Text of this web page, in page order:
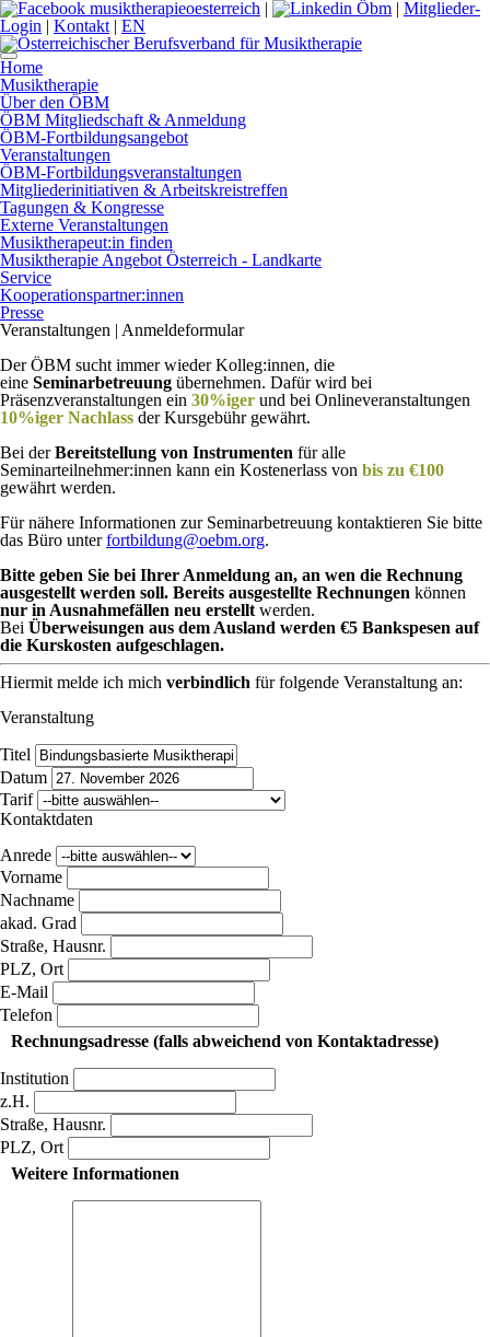
| | Mitglieder-
Login | Kontakt | EN
Home
Musiktherapie
Über den ÖBM
ÖBM Mitgliedschaft & Anmeldung
ÖBM-Fortbildungsangebot
Veranstaltungen
ÖBM-Fortbildungsveranstaltungen
Mitgliederinitiativen & Arbeitskreistreffen
Tagungen & Kongresse
Externe Veranstaltungen
Musiktherapeut:in finden
Musiktherapie Angebot Österreich - Landkarte
Service
Kooperationspartner:innen
Presse
Veranstaltungen | Anmeldeformular
Der ÖBM sucht immer wieder Kolleg:innen, die
eine Seminarbetreuung übernehmen. Dafür wird bei
Präsenzveranstaltungen ein 30%iger und bei Onlineveranstaltungen
10%iger Nachlass der Kursgebühr gewährt.
Bei derBereitstellung von Instrumenten für alle
Seminarteilnehmer:innen kann ein Kostenerlass von bis zu €100
gewährt werden.
Für nähere Informationen zur Seminarbetreuung kontaktieren Sie bitte
das Büro unterfortbildung@oebm.org.
Bitte geben Sie bei Ihrer Anmeldung an, an wen die Rechnung
ausgestellt werden soll. Bereits ausgestellte Rechnungen können
nur in Ausnahmefällen neu erstellt werden.
Bei Überweisungen aus dem Ausland werden €5 Bankspesen auf
die Kurskosten aufgeschlagen.
Hiermit melde ich mich verbindlich für folgende Veranstaltung an:
Veranstaltung
Titel
Datum
Tarif
Kontaktdaten
Anrede
Vorname
Nachname
akad. Grad
Straße, Hausnr.
PLZ, Ort
E-Mail
Telefon
Rechnungsadresse (falls abweichend von Kontaktadresse)
Institution
z.H.
Straße, Hausnr.
PLZ, Ort
Weitere Informationen